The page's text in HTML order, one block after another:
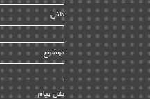
راه اندازی | ۹
سازندگان و تامین کنندگان
تامین مالی و سرمایه گذاری
ماشین آلات
مدیریت پروژه
تلفن
موضوع
متن پیام